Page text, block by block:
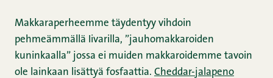
Makkaraperheemme täydentyy vihdoin
pehmeämmällä Iivarilla, ”jauhomakkaroiden
kuninkaalla” jossa ei muiden makkaroidemme tavoin
ole lainkaan lisättyä fosfaattia. Cheddar-jalapeno